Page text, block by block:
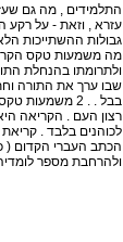
התלמידים , מה גם
עזרא , וזאת - על רקע
גבולות ההשתייכות
ולתרומתו בהנחלת
שבו ערך את התורה
רצון העם . הקריאה
לכוהנים בלבד .
הכתב העברי הקדום (
ולהרחבת מספר לומדיה